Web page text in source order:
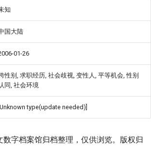
知
国大陆
01-26
性别, 求职经历, 社会歧视, 变性人, 平等机会, 性别
同, 社会环境
[Unknown type(update needed)]
数字档案馆归档整理，仅供浏览。版权归